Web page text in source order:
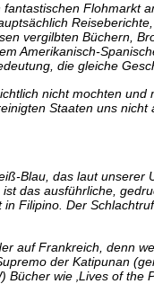
Flohmarkt
vergilbten Büchern,
Amerikanisch-
die gleiche
nicht mochten
Staaten uns
Blau, das laut
das ausführliche,
Filipino. Der
auf Frankreich, denn
der Katipunan
wie ‚Lives of the